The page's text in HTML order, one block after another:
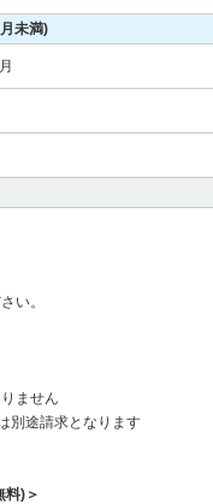
未満)
い。
ません
別途請求となります
料)＞